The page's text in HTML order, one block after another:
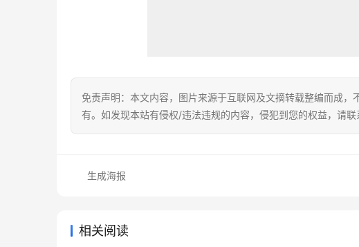
免责声明：本文内容，图片来源于互联网及文摘转载整编而成
有。如发现本站有侵权/违法违规的内容，侵犯到您的权益，请联
生成海报
相关阅读